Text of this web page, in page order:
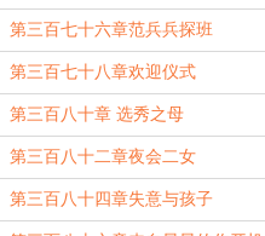
第三百七十六章范兵兵探班
第三百七十八章欢迎仪式
第三百八十章 选秀之母
第三百八十二章夜会二女
第三百八十四章失意与孩子